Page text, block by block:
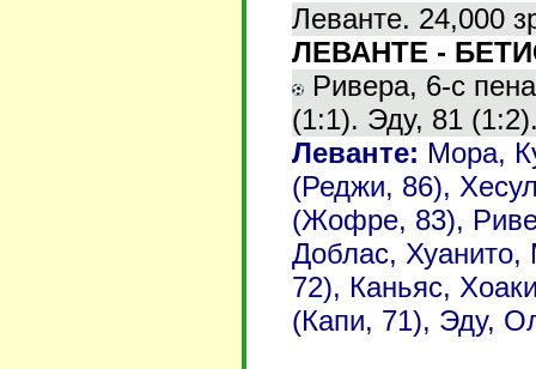
Леванте. 24,000
ЛЕВАНТЕ -
Ривера, 6-с
(1:1). Эду, 81
Леванте: Мора,
(Реджи, 86),
(Жофре, 83),
Доблас, Хуанито,
72), Каньяс,
(Капи, 71), Эду,